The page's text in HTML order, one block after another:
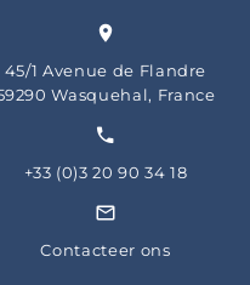
45/1 Avenue de Flandre
Wasquehal, France
+33 (0)3 20 90 34 18
Contacteer ons